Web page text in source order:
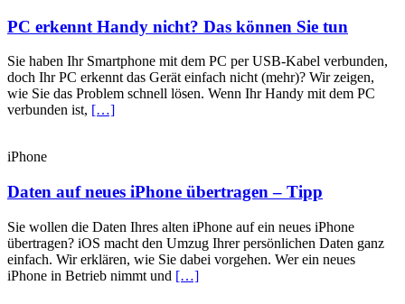
PC erkennt Handy nicht? Das können Sie tun
Sie haben Ihr Smartphone mit dem PC per USB-Kabel verbunden,
doch Ihr PC erkennt das Gerät einfach nicht (mehr)? Wir zeigen,
wie Sie das Problem schnell lösen. Wenn Ihr Handy mit dem PC
verbunden ist, […]
iPhone
Daten auf neues iPhone übertragen – Tipp
Sie wollen die Daten Ihres alten iPhone auf ein neues iPhone
übertragen? iOS macht den Umzug Ihrer persönlichen Daten ganz
einfach. Wir erklären, wie Sie dabei vorgehen. Wer ein neues
iPhone in Betrieb nimmt und […]